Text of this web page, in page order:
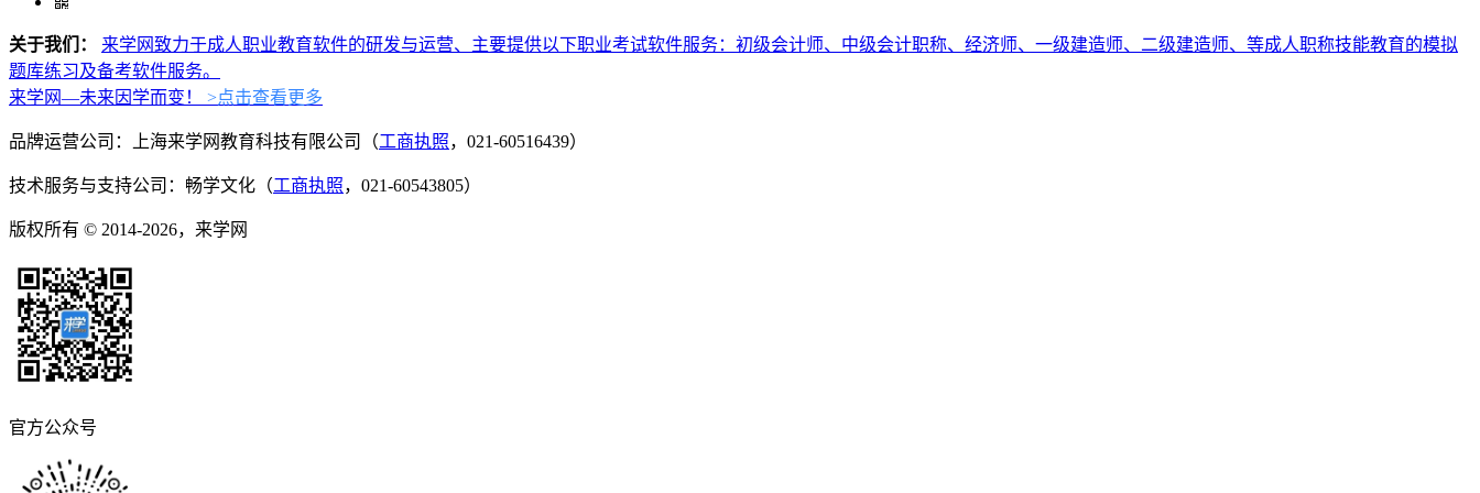
关于我们：
来学网致力于成人职业教育软件的研发与运营、主要提供以下职业考试软件服务：初级会计师、中级会计职称、经济师、一级建造师、二级建造师、等成人职称技能教育的模拟
题库练习及备考软件服务。
来学网—未来因学而变！
>点击查看更多
品牌运营公司：上海来学网教育科技有限公司（工商执照，021-60516439）
技术服务与支持公司：畅学文化（工商执照，021-60543805）
版权所有 © 2014-2026，来学网
官方公众号